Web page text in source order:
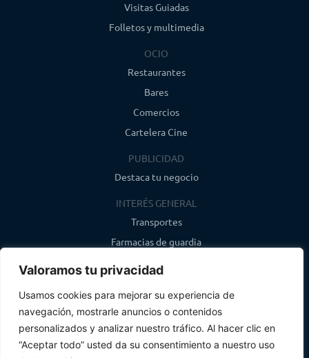
Valoramos tu privacidad
Usamos cookies para mejorar su experiencia de
navegación, mostrarle anuncios o contenidos
personalizados y analizar nuestro tráfico. Al hacer clic en
“Aceptar todo” usted da su consentimiento a nuestro uso
Visitas Guiadas
Folletos y multimedia
OCIO
Restaurantes
Bares
Comercios
Cartelera Cine
PUBLICIDAD
Destaca tu negocio
INTERÉS GENERAL
Transportes
Farmacias de guardia
CONTACTO
info@infosegovia.com